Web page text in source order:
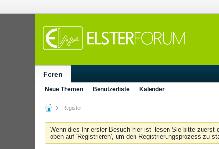
Foren
Neue Themen Benutzerliste Kalender
Register
Wenn dies Ihr erster Besuch hier ist, lesen Sie bitte zuerst
oben auf 'Registrieren', um den Registrierungsprozess zu